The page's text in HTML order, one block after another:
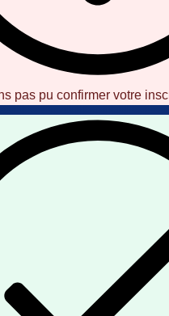
pas pu confirmer votre